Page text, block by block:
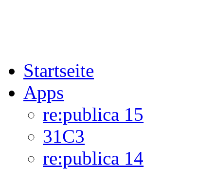
Startseite
Apps
re:publica 15
31C3
re:publica 14